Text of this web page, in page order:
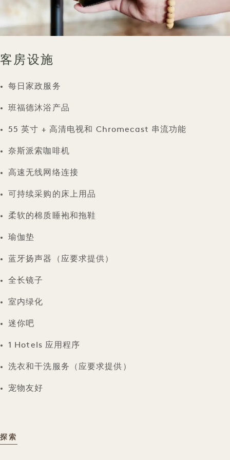
客房设施
每日家政服务
班福德沐浴产品
55 英寸 + 高清电视和 Chromecast 串流功能
奈斯派索咖啡机
高速无线网络连接
可持续采购的床上用品
柔软的棉质睡袍和拖鞋
瑜伽垫
蓝牙扬声器（应要求提供）
全长镜子
室内绿化
迷你吧
1 Hotels 应用程序
洗衣和干洗服务（应要求提供）
宠物友好
探索